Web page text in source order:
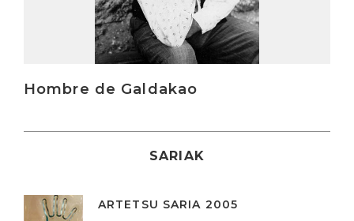
Hombre de Galdakao
SARIAK
ARTETSU SARIA 2005